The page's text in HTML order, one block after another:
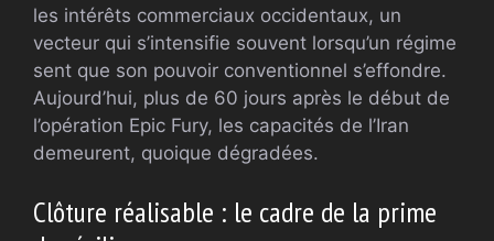
les intérêts commerciaux occidentaux, un
vecteur qui s’intensifie souvent lorsqu’un régime
sent que son pouvoir conventionnel s’effondre.
Aujourd’hui, plus de 60 jours après le début de
l’opération Epic Fury, les capacités de l’Iran
demeurent, quoique dégradées.
Clôture réalisable : le cadre de la prime